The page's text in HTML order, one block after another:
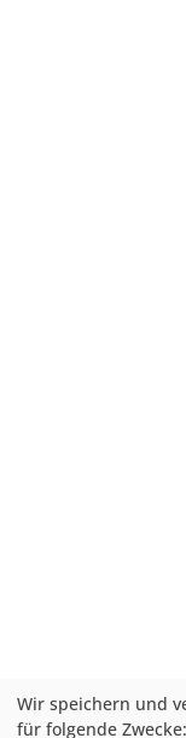
Wir speichern und
für folgende Zwecke: